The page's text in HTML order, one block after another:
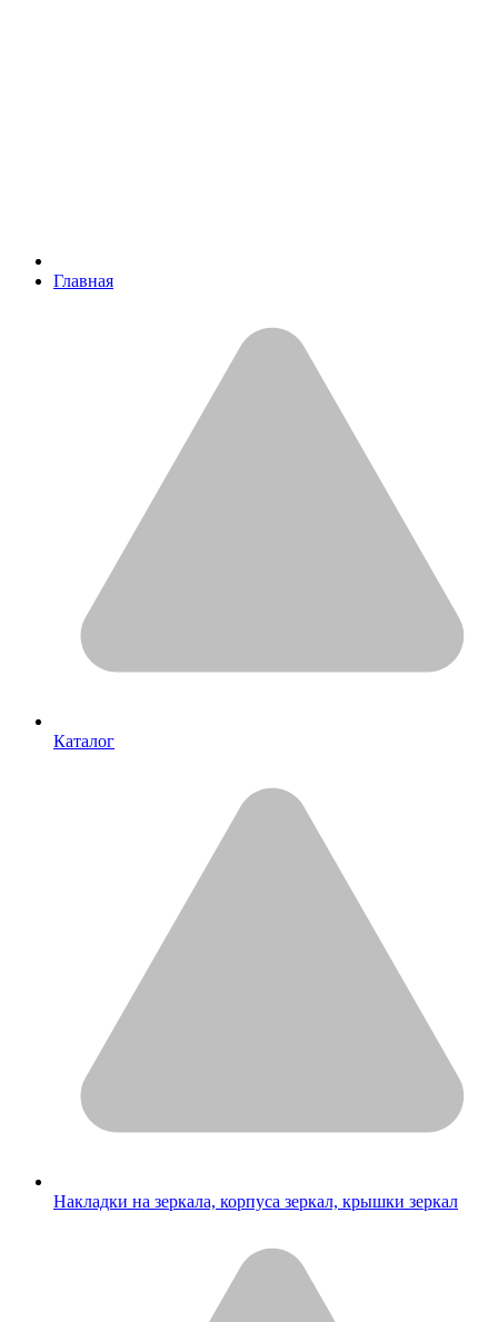
Главная
Каталог
Накладки на зеркала, корпуса зеркал, крышки зеркал